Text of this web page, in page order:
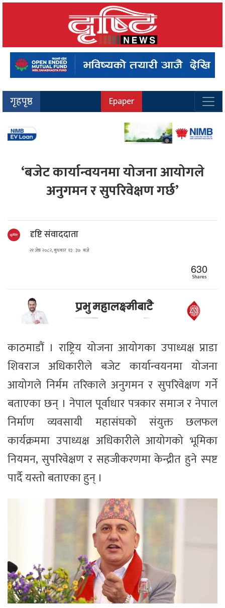
गृहपृष्ठ Epaper
‘बजेट कार्यान्वयनमा योजना आयोगले
अनुगमन र सुपरिवेक्षण गर्छ’
दृष्टि संवाददाता
२१ जेष्ठ २०८२, बुधबार १३ : ३७ बजे
630
Shares
काठमाडौं । राष्ट्रिय योजना आयोगका उपाध्यक्ष प्राडा
शिवराज अधिकारीले बजेट कार्यान्वयनमा योजना
आयोगले निर्मम तरिकाले अनुगमन र सुपरिवेक्षण गर्ने
बताएका छन् । नेपाल पूर्वाधार पत्रकार समाज र नेपाल
निर्माण व्यवसायी महासंघको संयुक्त छलफल
कार्यक्रममा उपाध्यक्ष अधिकारीले आयोगको भूमिका
नियमन, सुपरिवेक्षण र सहजीकरणमा केन्द्रीत हुने स्पष्ट
पार्दै यस्तो बताएका हुन् ।